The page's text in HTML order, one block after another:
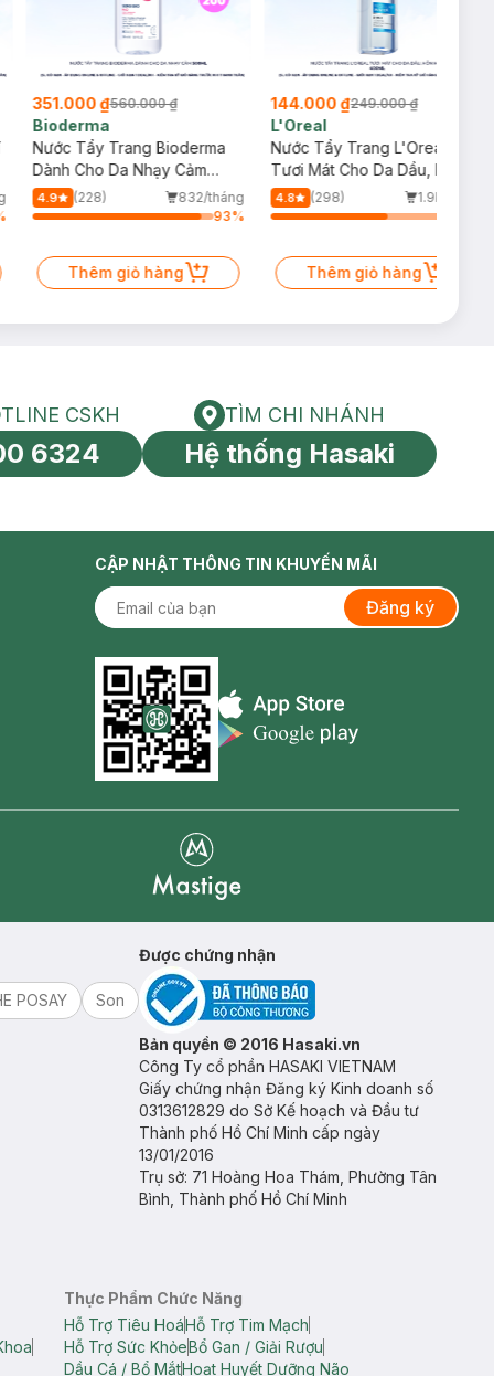
351.000 ₫560.000 ₫
Bioderma
Nước Tẩy Trang Bioderma
Dành Cho Da Nhạy Cảm
500ml
4.9 (228)
832/tháng
93%
Thêm giỏ hàng
144.000 ₫249.000 ₫
L'Oreal
Nước Tẩy Trang L'Oreal
Tươi Mát Cho Da Dầu, Hỗn
Hợp 400ml
4.8 (298)
1.9k/tháng
Thêm giỏ hàng
toàn cầu
HOTLINE CSKH
CSKH
6324
Tìm chi nhánh
TÌM CHI NHÁNH
Hệ thống Hasaki
CẬP NHẬT THÔNG TIN KHUYẾN MÃI
Đăng ký
Appstore icon
POSAY
Son
Được chứng nhận
Bản quyền © 2016 Hasaki.vn
Công Ty cổ phần HASAKI VIETNAM
Giấy chứng nhận Đăng ký Kinh doanh số
0313612829 do Sở Kế hoạch và Đầu tư
Thành phố Hồ Chí Minh cấp ngày
13/01/2016
Trụ sở: 71 Hoàng Hoa Thám, Phường Tân
Bình, Thành phố Hồ Chí Minh
Thực Phẩm Chức Năng
Hỗ Trợ Tiêu HoáHỗ Trợ Tim Mạch
Hỗ Trợ Sức KhỏeBổ Gan / Giải Rượu
Dầu Cá / Bổ MắtHoạt Huyết Dưỡng Não